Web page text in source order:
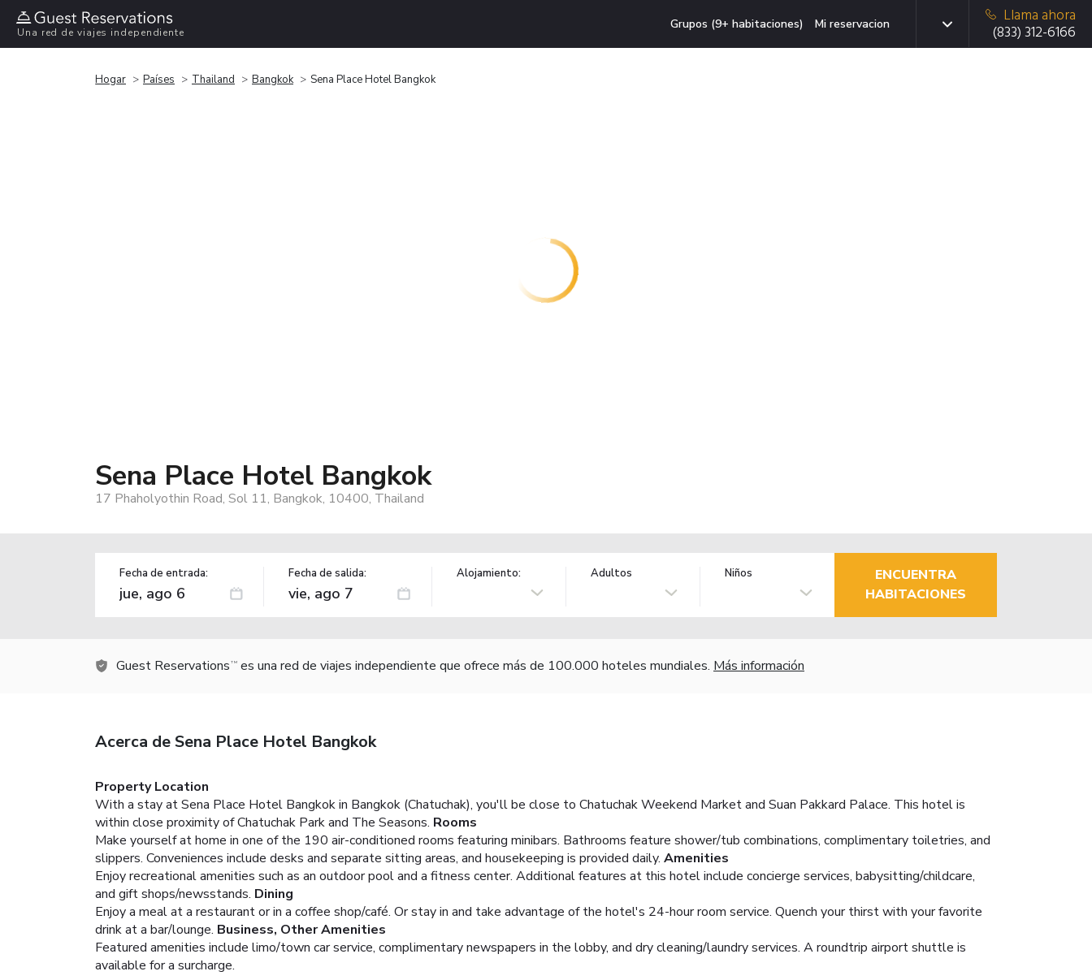
Una red de viajes independiente
Grupos (9+ habitaciones) Mi reservacion
Llama ahora
(833) 312-6166
Hogar Países Thailand Bangkok Sena Place Hotel Bangkok
Sena Place Hotel Bangkok
17 Phaholyothin Road, Sol 11, Bangkok, 10400, Thailand
Fecha de entrada: Fecha de salida: Alojamiento: Adultos Niños
ENCUENTRA
HABITACIONES
Guest Reservations TM es una red de viajes independiente que ofrece más de 100.000 hoteles mundiales. Más información
Acerca de Sena Place Hotel Bangkok
Property Location
With a stay at Sena Place Hotel Bangkok in Bangkok (Chatuchak), you'll be close to Chatuchak Weekend Market and Suan Pakkard Palace. This hotel is
within close proximity of Chatuchak Park and The Seasons. Rooms
Make yourself at home in one of the 190 air-conditioned rooms featuring minibars. Bathrooms feature shower/tub combinations, complimentary toiletries, and
slippers. Conveniences include desks and separate sitting areas, and housekeeping is provided daily. Amenities
Enjoy recreational amenities such as an outdoor pool and a fitness center. Additional features at this hotel include concierge services, babysitting/childcare,
and gift shops/newsstands. Dining
Enjoy a meal at a restaurant or in a coffee shop/café. Or stay in and take advantage of the hotel's 24-hour room service. Quench your thirst with your favorite
drink at a bar/lounge. Business, Other Amenities
Featured amenities include limo/town car service, complimentary newspapers in the lobby, and dry cleaning/laundry services. A roundtrip airport shuttle is
available for a surcharge.